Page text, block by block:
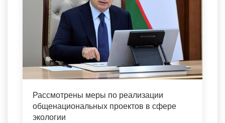
Рассмотрены меры по реализации
общенациональных проектов в сфере
экологии